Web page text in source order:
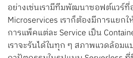
อย่างเช่นเรามีทีมพัฒนาซอฟต์แวร์
Microservices เราก็ต้องมีการแยกใ
การแพ็คแต่ละ Service เป็น
เราจะรันได้ในทุก ๆ สภาพแวดล้อม